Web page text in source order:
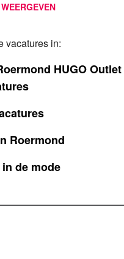
vacatures in:
HUGO Outlet
Roermond
de mode